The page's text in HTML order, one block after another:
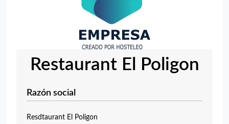
Restaurant El Poligon
Razón social
Resdtaurant El Poligon